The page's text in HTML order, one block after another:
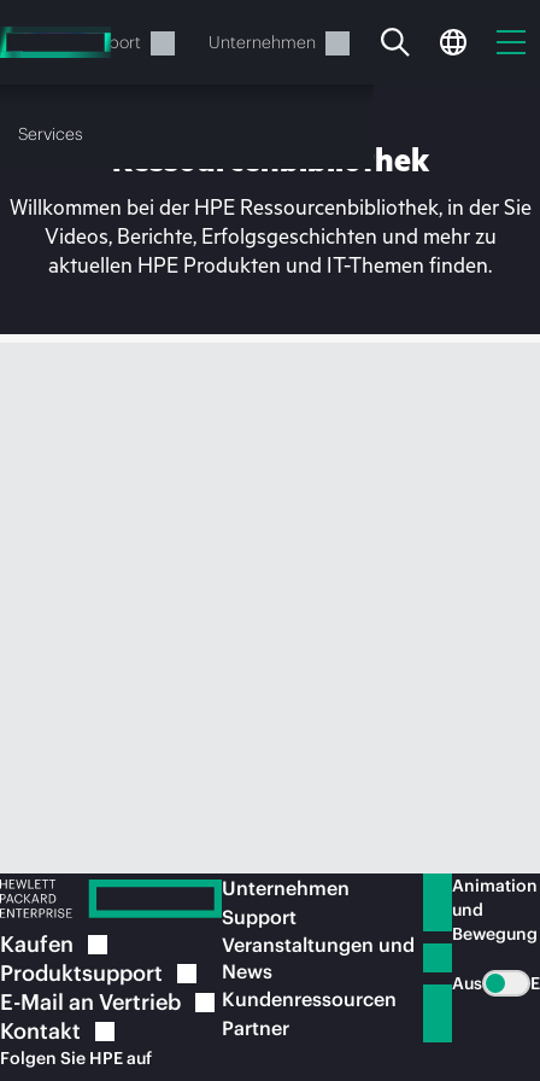
Hauptinhalt
wechseln
Support Unternehmen
Services
Ihr Warenkorb ist aktuell
Ressourcenbibliothek
Willkommen bei der HPE Ressourcenbibliothek, in der Sie
Videos, Berichte, Erfolgsgeschichten und mehr zu
aktuellen HPE Produkten und IT-Themen finden.
Kaufen
Produktsupport
E-Mail an Vertrieb
Kontakt
Folgen Sie HPE auf
Unternehmen
Support
Veranstaltungen und
News
Kundenressourcen
Partner
Animation
und
Bewegung
Aus